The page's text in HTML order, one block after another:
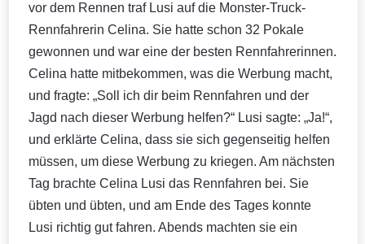
vor dem Rennen traf Lusi auf die Monster-Truck-
Rennfahrerin Celina. Sie hatte schon 32 Pokale
gewonnen und war eine der besten Rennfahrerinnen.
Celina hatte mitbekommen, was die Werbung macht,
und fragte: „Soll ich dir beim Rennfahren und der
Jagd nach dieser Werbung helfen?“ Lusi sagte: „Ja!“,
und erklärte Celina, dass sie sich gegenseitig helfen
müssen, um diese Werbung zu kriegen. Am nächsten
Tag brachte Celina Lusi das Rennfahren bei. Sie
übten und übten, und am Ende des Tages konnte
Lusi richtig gut fahren. Abends machten sie ein